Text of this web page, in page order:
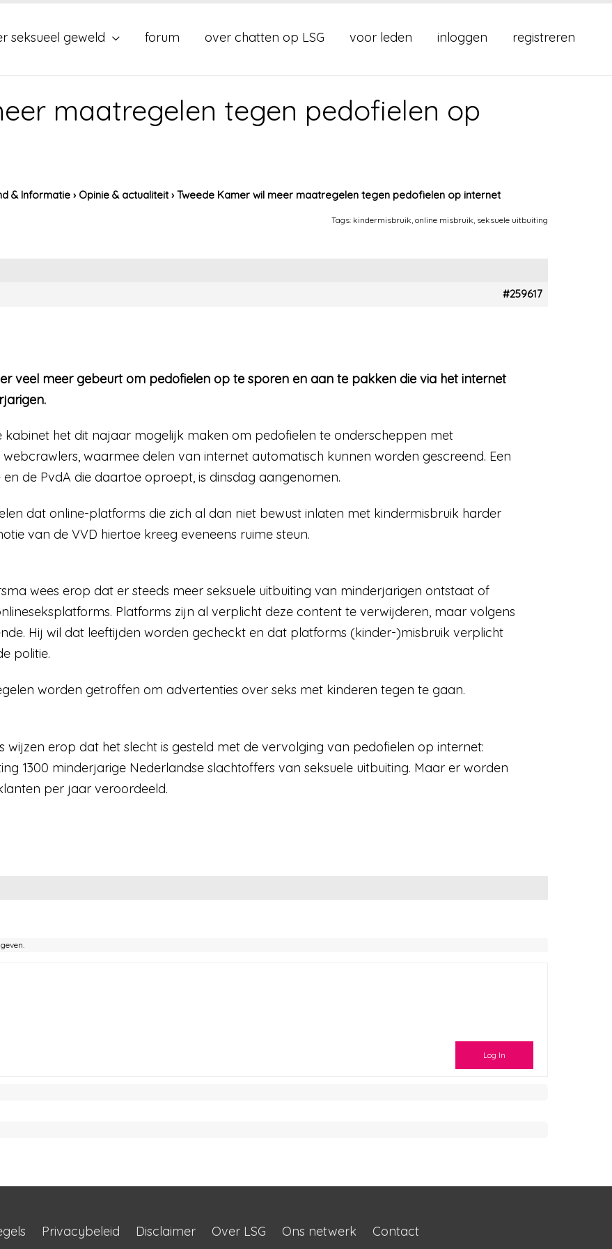
seksueel geweld forum over chatten op LSG voor leden inloggen registreren
maatregelen tegen pedofielen op
& Informatie › Opinie & actualiteit › Tweede Kamer wil meer maatregelen tegen pedofielen op internet
Tags: kindermisbruik, online misbruik, seksuele uitbuiting
#259617
veel meer gebeurt om pedofielen op te sporen en aan te pakken die via het internet
kabinet het dit najaar mogelijk maken om pedofielen te onderscheppen met
waarmee delen van internet automatisch kunnen worden gescreend. Een
de PvdA die daartoe oproept, is dinsdag aangenomen.
dat online-platforms die zich al dan niet bewust inlaten met kindermisbruik harder
van de VVD hiertoe kreeg eveneens ruime steun.
wees erop dat er steeds meer seksuele uitbuiting van minderjarigen ontstaat of
Platforms zijn al verplicht deze content te verwijderen, maar volgens
Hij wil dat leeftijden worden gecheckt en dat platforms (kinder-)misbruik verplicht
politie.
worden getroffen om advertenties over seks met kinderen tegen te gaan.
wijzen erop dat het slecht is gesteld met de vervolging van pedofielen op internet:
1300 minderjarige Nederlandse slachtoffers van seksuele uitbuiting. Maar er worden
per jaar veroordeeld.
Log In
Privacybeleid Disclaimer Over LSG Ons netwerk Contact